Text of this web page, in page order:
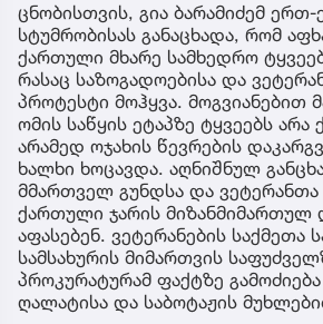
ცნობისთვის, გია ბარამიძემ
სტუმრობისას განაცხადა, რომ
ქართული მხარე სამხედრო
რასაც საზოგადოებისა და
პროტესტი მოჰყვა. მოგვიანებით
ომის საწყის ეტაპზე ტყვეებს
არამედ ოჯახის წევრების
ხალხი ხოცავდა. აღნიშნულ
მმართველ გუნდსა და ვეტერანთა
ქართული ჯარის მიზანმიმართულ
აფასებენ. ვეტერანების საქმეთა
სამსახურის მიმართვის
პროკურატურამ ფაქტზე
ღალატისა და საბოტაჟის